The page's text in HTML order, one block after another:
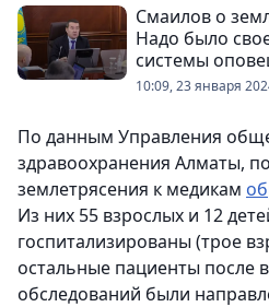
Смаилов о
Надо было
системы
10:09, 23 января
По данным Управления
здравоохранения Алматы,
землетрясения к медикам
Из них 55 взрослых и 12
госпитализированы (трое
остальные пациенты после
обследований были